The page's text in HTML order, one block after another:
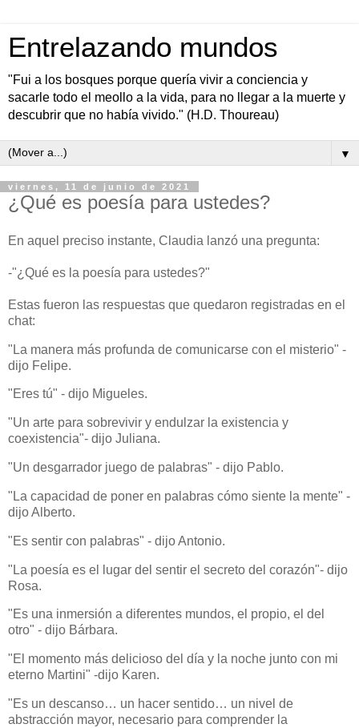
Entrelazando mundos
"Fui a los bosques porque quería vivir a conciencia y
sacarle todo el meollo a la vida, para no llegar a la muerte y
descubrir que no había vivido." (H.D. Thoureau)
▼
viernes, 11 de junio de 2021
¿Qué es poesía para ustedes?
En aquel preciso instante, Claudia lanzó una pregunta:
-"¿Qué es la poesía para ustedes?"
Estas fueron las respuestas que quedaron registradas en el
chat:
"La manera más profunda de comunicarse con el misterio" -
dijo Felipe.
"Eres tú" - dijo Migueles.
"Un arte para sobrevivir y endulzar la existencia y
coexistencia"- dijo Juliana.
"Un desgarrador juego de palabras" - dijo Pablo.
"La capacidad de poner en palabras cómo siente la mente" -
dijo Alberto.
"Es sentir con palabras" - dijo Antonio.
"La poesía es el lugar del sentir el secreto del corazón"- dijo
Rosa.
"Es una inmersión a diferentes mundos, el propio, el del
otro" - dijo Bárbara.
"El momento más delicioso del día y la noche junto con mi
eterno Martini" -dijo Karen.
"Es un descanso… un hacer sentido… un nivel de
abstracción mayor, necesario para comprender la